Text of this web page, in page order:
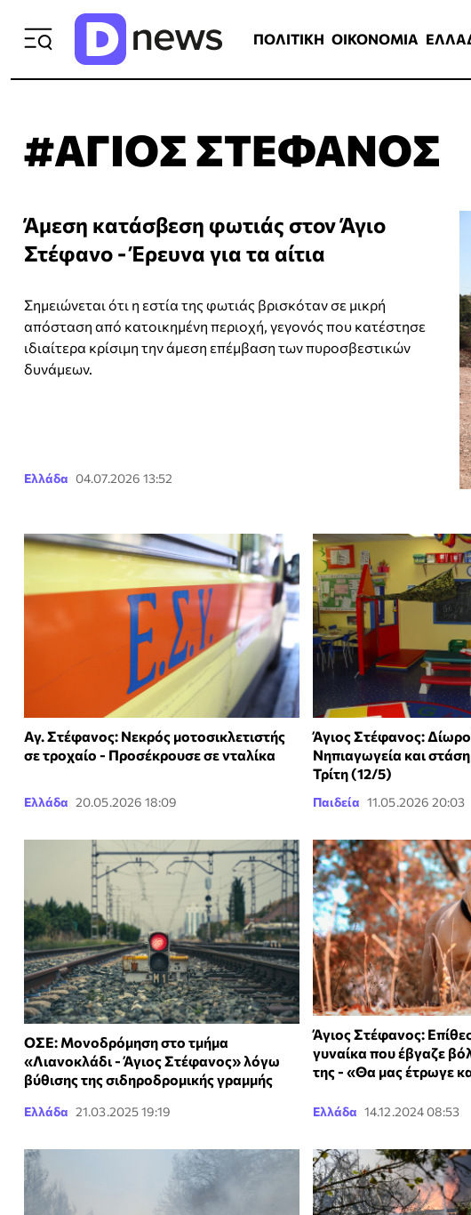
ΠΟΛΙΤΙΚΗ ΟΙΚΟΝΟΜΙΑ
#ΑΓΙΟΣ ΣΤΕΦΑΝΟΣ
Άμεση κατάσβεση φωτιάς στον Άγιο
Στέφανο - Έρευνα για τα αίτια
Σημειώνεται ότι η εστία της φωτιάς βρισκόταν σε μικρή
απόσταση από κατοικημένη περιοχή, γεγονός που κατέστησε
ιδιαίτερα κρίσιμη την άμεση επέμβαση των πυροσβεστικών
δυνάμεων.
Ελλάδα 04.07.2026 13:52
Αγ. Στέφανος: Νεκρός μοτοσικλετιστής
σε τροχαίο - Προσέκρουσε σε νταλίκα
Ελλάδα 20.05.2026 18:09
Άγιος Στέφανος:
Νηπιαγωγεία και
Τρίτη (12/5)
Παιδεία 11.05.2026 20:03
ΟΣΕ: Μονοδρόμηση στο τμήμα
«Λιανοκλάδι - Άγιος Στέφανος» λόγω
βύθισης της σιδηροδρομικής γραμμής
Ελλάδα 21.03.2025 19:19
Άγιος Στέφανος:
γυναίκα που έβγαζε
της - «Θα μας έτρωγε
Ελλάδα 14.12.2024 08:53